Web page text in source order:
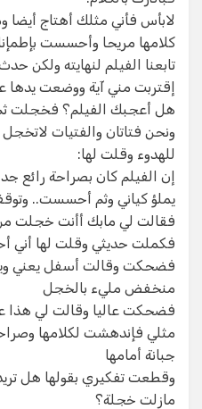
لابأس فأني مثلك أهتاج
كلامها مريحا وأحسست
تابعنا الفيلم لنهايته ولكن
إقتربت مني آية ووضعت يدها
هل أعجبك الفيلم؟ فخجلت ثم
ونحن فتاتان والفتيات
للهدوء وقلت لها:
إن الفيلم كان بصراحة رائع
يملؤ كياني وثم أحسست..
فقالت لي مابك أأنت خجلت
فكملت حديثي وقلت لها
فضحكت وقالت أسفل يعني
منخفض مليء بالخجل
فضحكت عاليا وقالت لي هذا
مثلي فإندهشت لكلامها
جبانة أمامها
وقطعت تفكيري بقولها هل
مازلت خجلة؟